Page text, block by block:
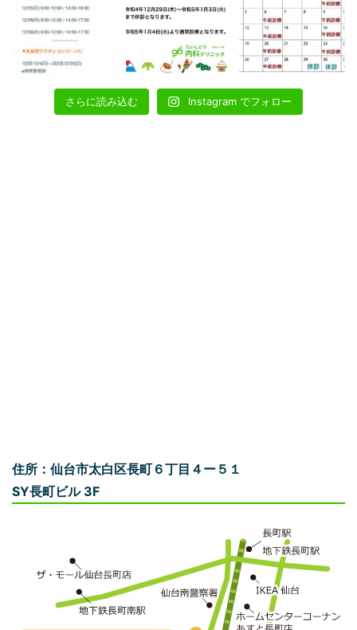
さらに読み込む Instagram でフォロー
住所：仙台市太白区長町６丁目４ー５１
SY長町ビル 3F